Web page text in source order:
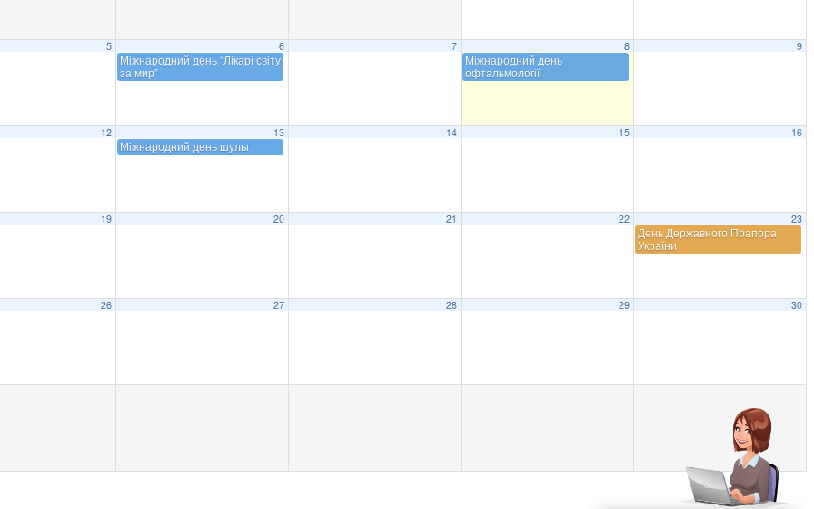
5 6
Міжнародний день “Лікарі світу
за мир”
7 8
Міжнародний день
офтальмології
9
12 13
Міжнародний день шульг
14 15 16
19 20 21 22 23
День Державного Прапора
України
26 27 28 29 30